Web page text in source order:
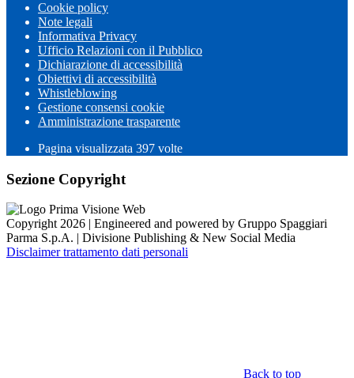
Cookie policy
Note legali
Informativa Privacy
Ufficio Relazioni con il Pubblico
Dichiarazione di accessibilità
Obiettivi di accessibilità
Whistleblowing
Gestione consensi cookie
Amministrazione trasparente
Pagina visualizzata 397 volte
Sezione Copyright
Copyright 2026 | Engineered and powered by Gruppo Spaggiari
Parma S.p.A. | Divisione Publishing & New Social Media
Disclaimer trattamento dati personali
Back to top